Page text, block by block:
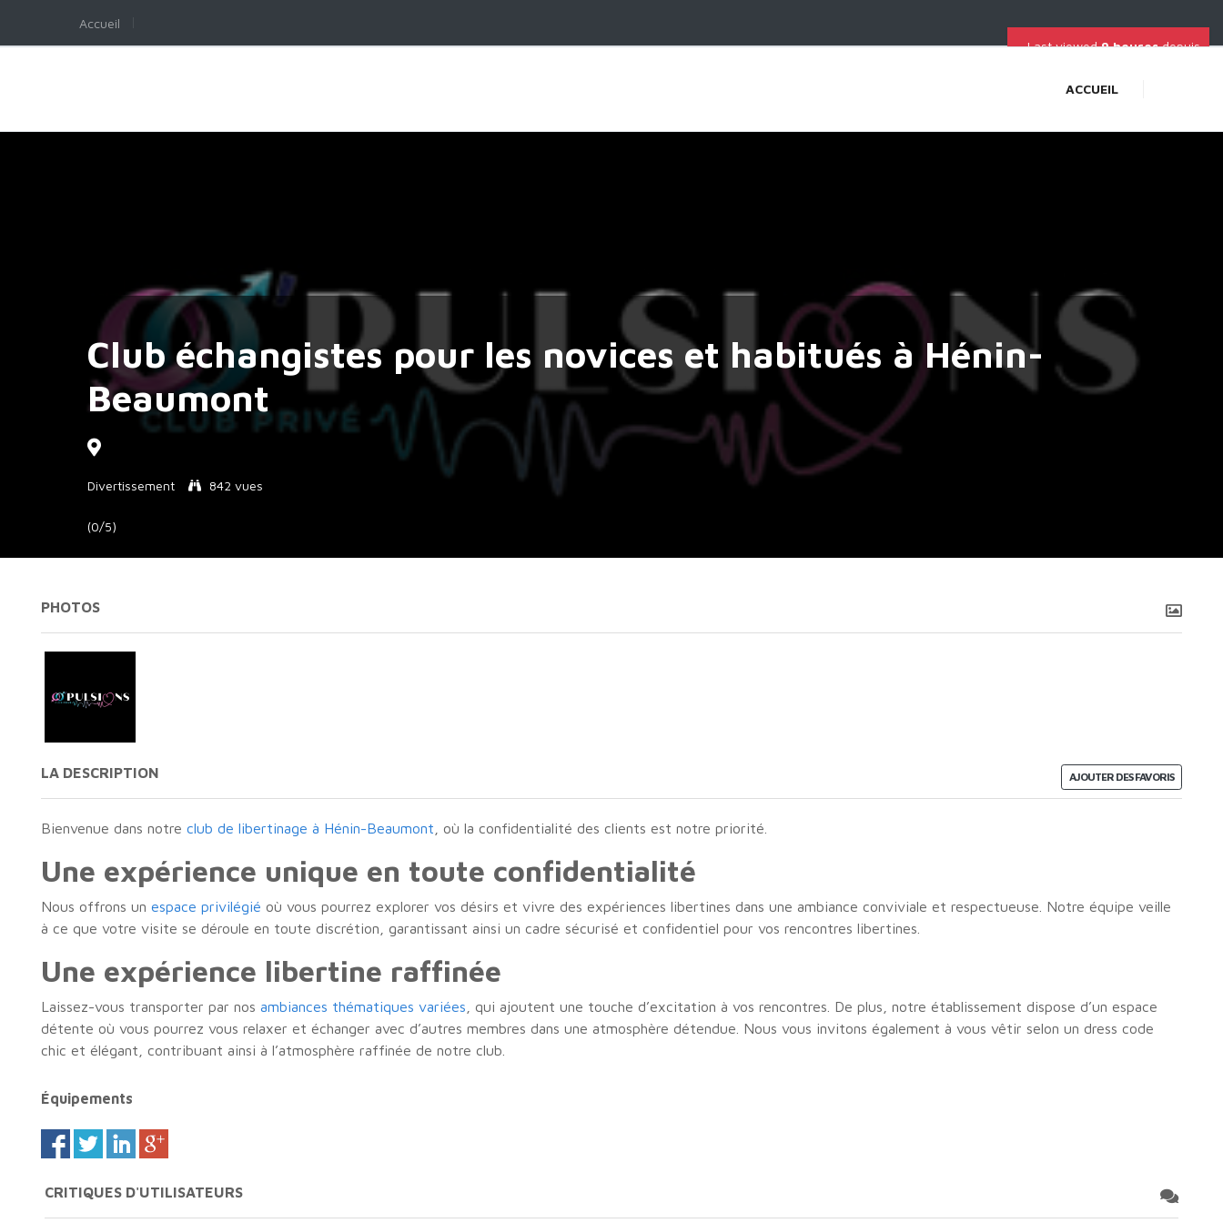
Accueil
ACCUEIL
Last viewed9 heuresdepuis
Club échangistes pour les novices et habitués à Hénin-
Beaumont
Divertissement 842 vues
(0/5)
PHOTOS
AJOUTER DES FAVORIS
LA DESCRIPTION
Bienvenue dans notre club de libertinage à Hénin-Beaumont , où la confidentialité des clients est notre priorité.
Une expérience unique en toute confidentialité
Nous offrons un espace privilégié où vous pourrez explorer vos désirs et vivre des expériences libertines dans une ambiance conviviale et respectueuse. Notre équipe veille
à ce que votre visite se déroule en toute discrétion, garantissant ainsi un cadre sécurisé et confidentiel pour vos rencontres libertines.
Une expérience libertine raffinée
Laissez-vous transporter par nos ambiances thématiques variées , qui ajoutent une touche d’excitation à vos rencontres. De plus, notre établissement dispose d’un espace
détente où vous pourrez vous relaxer et échanger avec d’autres membres dans une atmosphère détendue. Nous vous invitons également à vous vêtir selon un dress code
chic et élégant, contribuant ainsi à l’atmosphère raffinée de notre club.
Équipements
CRITIQUES D'UTILISATEURS